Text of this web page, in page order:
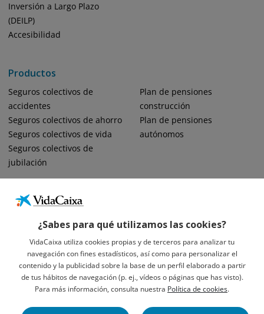
¿Sabes para qué utilizamos las cookies?
VidaCaixa utiliza cookies propias y de terceros para analizar tu
navegación con fines estadísticos, así como para personalizar el
contenido y la publicidad sobre la base de un perfil elaborado a partir
de tus hábitos de navegación (p. ej., vídeos o páginas que has visto).
Para más información, consulta nuestra Política de cookies.
Inversión a Largo Plazo
(DEILP)
Accesibilidad
Productos
Seguros colectivos de
accidentes
Seguros colectivos de ahorro
Seguros colectivos de vida
Seguros colectivos de
jubilación
Plan de pensiones
construcción
Plan de pensiones
autónomos
Informació Legal Sobre VidaCaixa, S.A.
Avís Legal
Privacidad